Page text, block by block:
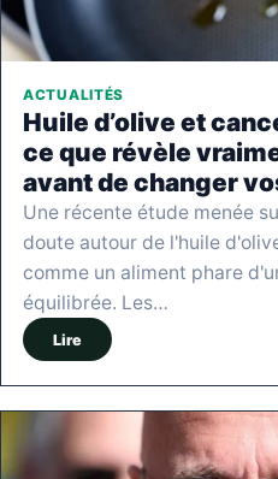
ACTUALITÉS
Huile d’olive et
ce que révèle
avant de changer
Une récente étude menée
doute autour de l'huile
comme un aliment phare
équilibrée. Les…
Lire